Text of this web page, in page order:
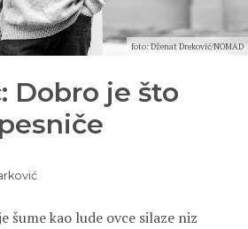
foto: Dženat Dreković/NOMAD
Dobro je što
šume kao lude ovce silaze niz